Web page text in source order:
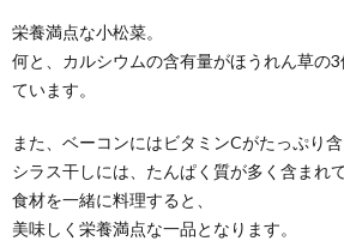
栄養満点な小松菜。
何と、カルシウムの含有量がほうれん草の
ています。
また、ベーコンにはビタミンCがたっぷり含
シラス干しには、たんぱく質が多く含まれ
食材を一緒に料理すると、
美味しく栄養満点な一品となります。